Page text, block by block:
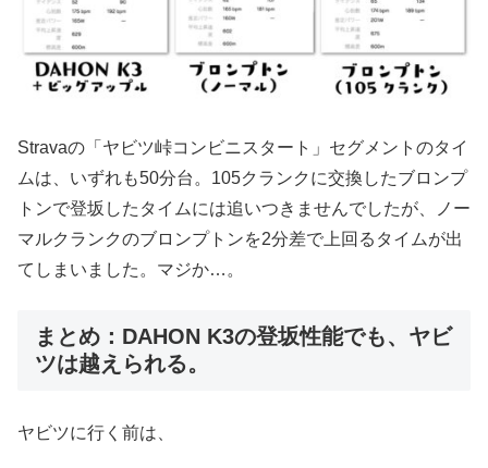
Stravaの「ヤビツ峠コンビニスタート」セグメントのタイ
ムは、いずれも50分台。105クランクに交換したブロンプ
トンで登坂したタイムには追いつきませんでしたが、ノー
マルクランクのブロンプトンを2分差で上回るタイムが出
てしまいました。マジか…。
まとめ：DAHON K3の登坂性能でも、ヤビ
ツは越えられる。
ヤビツに行く前は、